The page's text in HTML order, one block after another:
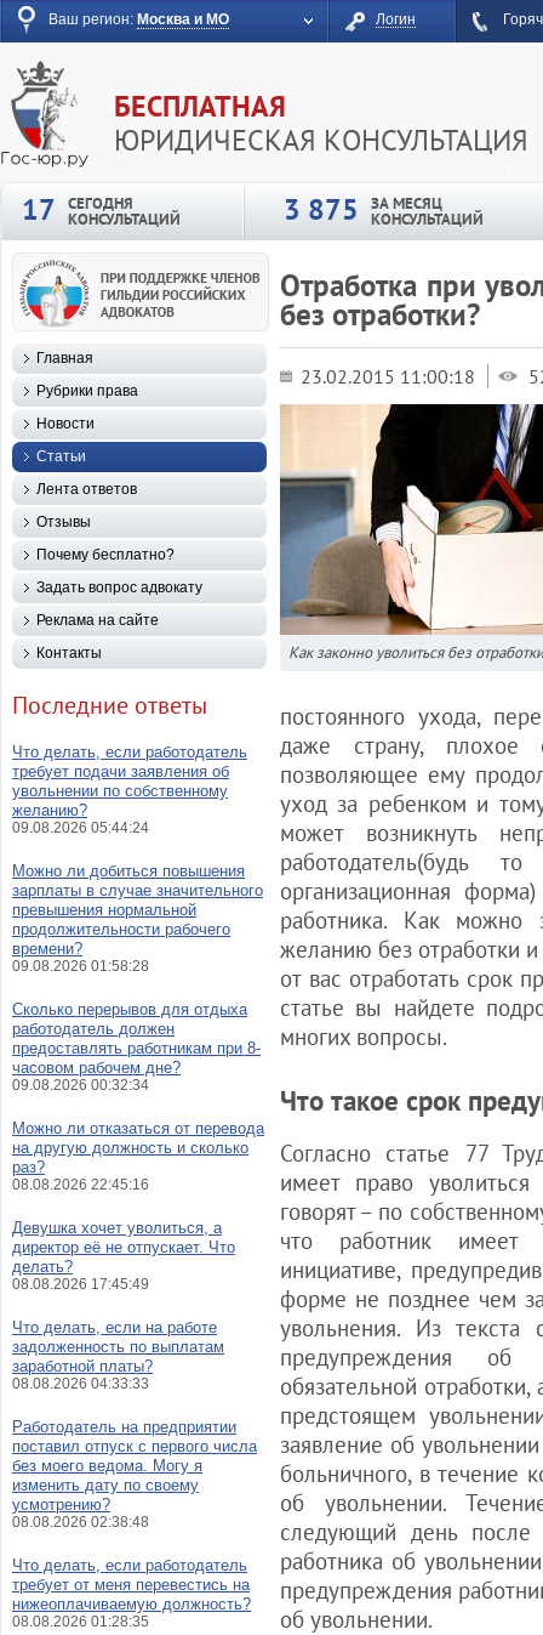
Ваш регион: Москва и МО Логин
БЕСПЛАТНАЯ
ЮРИДИЧЕСКАЯ КОНСУЛЬТАЦИЯ
17
СЕГОДНЯ
КОНСУЛЬТАЦИЙ 3 875 ЗА МЕСЯЦ
КОНСУЛЬТАЦИЙ
Отработка при
без отработки?
23.02.2015 11:00:18
Как законно уволиться без
постоянного ухода,
даже страну, плохое
позволяющее ему
уход за ребенком и
может возникнуть
организационная
работника. Как можно
желанию без отработки и
от вас отработать срок
статье вы найдете
многих вопросы.
Что такое срок
Согласно статье 77
имеет право
говорят – по
что работник имеет
инициативе,
форме не позднее чем
увольнения. Из текста
предупреждения об
обязательной
предстоящем
заявление об
больничного, в течение
об увольнении.
следующий день после
работника об
предупреждения
об увольнении.
Главная
Рубрики права
Новости
Статьи
Лента ответов
Отзывы
Почему бесплатно?
Задать вопрос адвокату
Реклама на сайте
Контакты
Последние ответы
Что делать, если работодатель
требует подачи заявления об
увольнении по собственному
желанию?
09.08.2026 05:44:24
Можно ли добиться повышения
зарплаты в случае значительного
превышения нормальной
продолжительности рабочего
времени?
09.08.2026 01:58:28
Сколько перерывов для отдыха
работодатель должен
предоставлять работникам при 8-
часовом рабочем дне?
09.08.2026 00:32:34
Можно ли отказаться от перевода
на другую должность и сколько
раз?
08.08.2026 22:45:16
Девушка хочет уволиться, а
директор её не отпускает. Что
делать?
08.08.2026 17:45:49
Что делать, если на работе
задолженность по выплатам
заработной платы?
08.08.2026 04:33:33
Работодатель на предприятии
поставил отпуск с первого числа
без моего ведома. Могу я
изменить дату по своему
усмотрению?
08.08.2026 02:38:48
Что делать, если работодатель
требует от меня перевестись на
нижеоплачиваемую должность?
08.08.2026 01:28:35